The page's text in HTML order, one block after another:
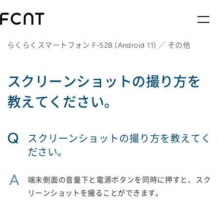
らくらくスマートフォン F-52B (Android 11) ／ その他
スクリーンショットの撮り方を
教えてください。
Q
スクリーンショットの撮り方を教えてく
ださい。
A
端末側面の音量下と電源ボタンを同時に押すと、スク
リーンショットを撮ることができます。